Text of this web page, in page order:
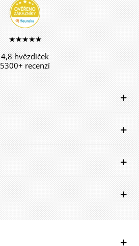
★★★★★
4,8 hvězdiček
5300+ recenzí